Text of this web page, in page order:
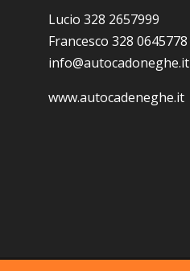
Lucio 328 2657999
Francesco 328 0645778
info@autocadoneghe.it
www.autocadeneghe.it